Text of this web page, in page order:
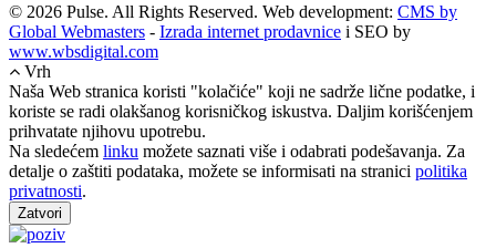
© 2026 Pulse. All Rights Reserved. Web development: CMS by
Global Webmasters - Izrada internet prodavnice i SEO by
www.wbsdigital.com
Vrh
Naša Web stranica koristi "kolačiće" koji ne sadrže lične podatke, i
koriste se radi olakšanog korisničkog iskustva. Daljim korišćenjem
prihvatate njihovu upotrebu.
Na sledećem linku možete saznati više i odabrati podešavanja. Za
detalje o zaštiti podataka, možete se informisati na stranici politika
privatnosti.
Zatvori